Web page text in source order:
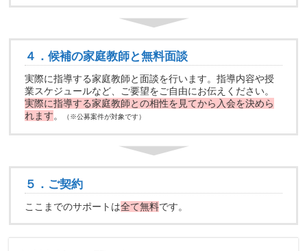
４．候補の家庭教師と無料面談
実際に指導する家庭教師と面談を行います。指導内容や授
業スケジュールなど、ご要望をご自由にお伝えください。
実際に指導する家庭教師との相性を見てから入会を決めら
れます。 （※公募案件が対象です）
５．ご契約
ここまでのサポートは全て無料です。